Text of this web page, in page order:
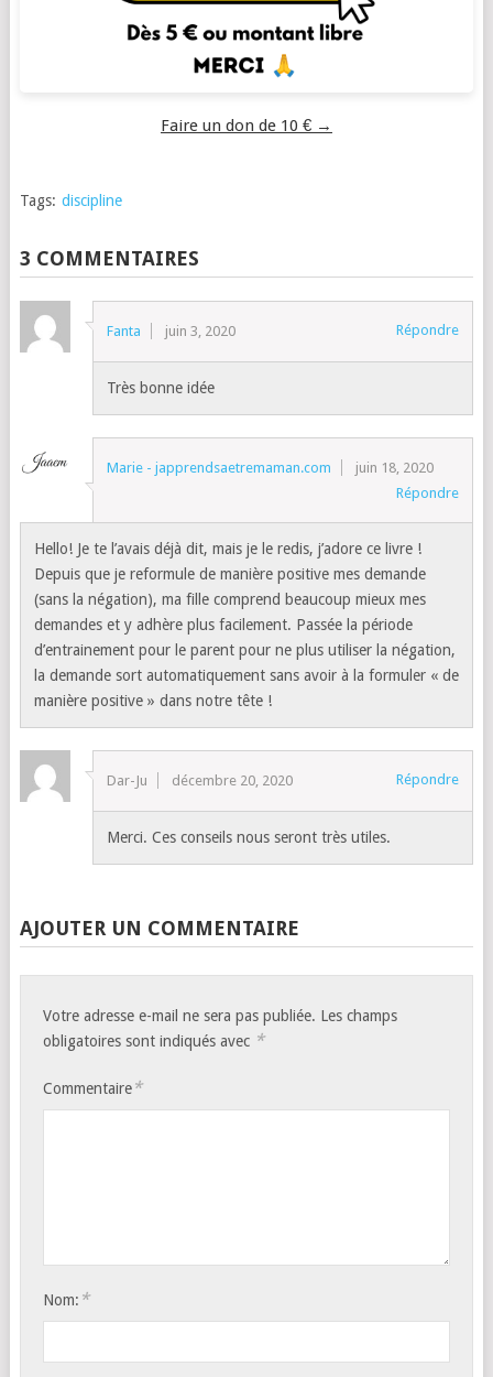
Faire un don de 10 € →
Tags: discipline
3 COMMENTAIRES
Fanta juin 3, 2020 Répondre
Très bonne idée
Marie - japprendsaetremaman.com
juin 18, 2020
Répondre
Hello! Je te l’avais déjà dit, mais je le redis, j’adore ce livre !
Depuis que je reformule de manière positive mes demande
(sans la négation), ma fille comprend beaucoup mieux mes
demandes et y adhère plus facilement. Passée la période
d’entrainement pour le parent pour ne plus utiliser la négation,
la demande sort automatiquement sans avoir à la formuler « de
manière positive » dans notre tête !
Dar-Ju décembre 20, 2020 Répondre
Merci. Ces conseils nous seront très utiles.
AJOUTER UN COMMENTAIRE
Votre adresse e-mail ne sera pas publiée. Les champs
obligatoires sont indiqués avec *
Commentaire*
Nom: *